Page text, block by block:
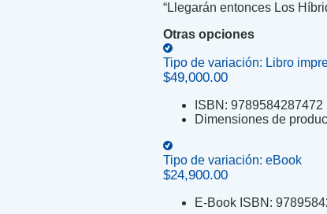
“Llegarán entonces Los
Otras opciones
Tipo de variación: Libro
$49,000.00
ISBN: 9789584287472
Dimensiones de
Tipo de variación: eBook
$24,900.00
E-Book ISBN: